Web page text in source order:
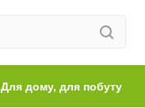
Для дому, для побуту